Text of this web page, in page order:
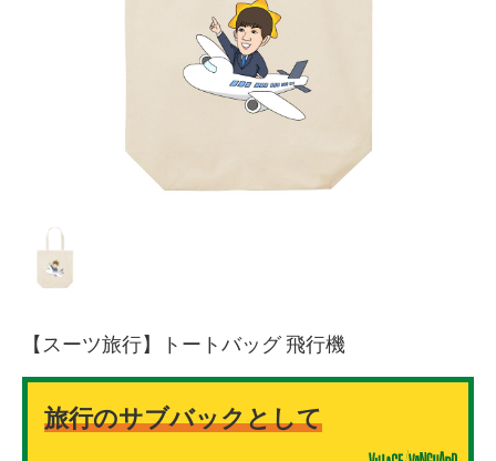
【スーツ旅行】トートバッグ 飛行機
旅行のサブバックとして